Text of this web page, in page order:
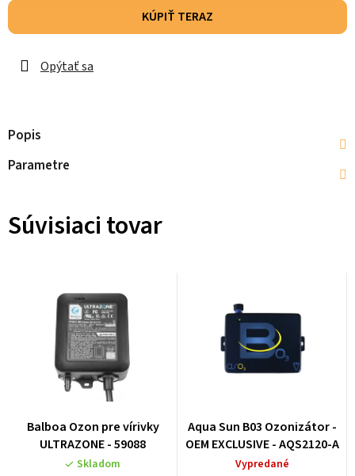
KÚPIŤ TERAZ
Opýtať sa
Popis
Parametre
Súvisiaci tovar
Balboa Ozon pre vírivky
ULTRAZONE - 59088
Skladom
Aqua Sun B03 Ozonizátor -
OEM EXCLUSIVE - AQS2120-A
Vypredané